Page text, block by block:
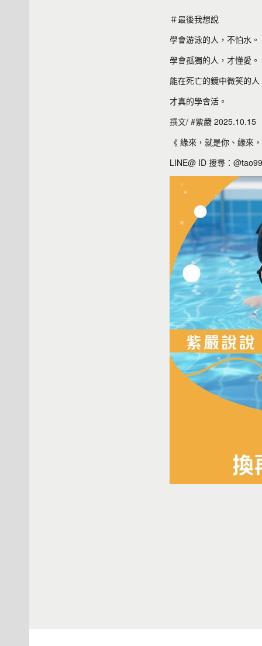
＃最後我想說
學會游泳的人，不怕水。
學會孤獨的人，才懂愛。
能在死亡的鏡中微笑的人
才真的學會活。
撰文/ #紫嚴 2025.10.15
《 緣來，就是你、緣來
LINE@ ID 搜尋：@tao99